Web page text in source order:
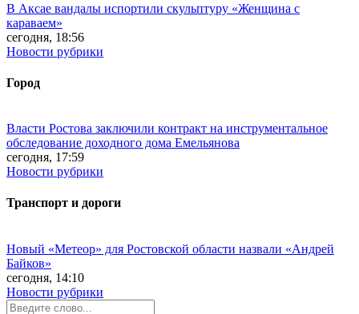
В Аксае вандалы испортили скульптуру «Женщина с
караваем»
сегодня, 18:56
Новости рубрики
Город
Власти Ростова заключили контракт на инструментальное
обследование доходного дома Емельянова
сегодня, 17:59
Новости рубрики
Транспорт и дороги
Новый «Метеор» для Ростовской области назвали «Андрей
Байков»
сегодня, 14:10
Новости рубрики